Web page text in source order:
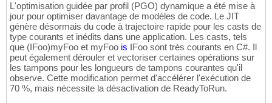
L'optimisation guidée par profil (PGO) dynamique a été mise à
jour pour optimiser davantage de modèles de code. Le JIT
génère désormais du code à trajectoire rapide pour les casts de
type courants et inédits dans une application. Les casts, tels
que (IFoo)myFoo et myFoo is IFoo sont très courants en C#. Il
peut également dérouler et vectoriser certaines opérations sur
les tampons pour les longueurs de tampons courantes qu'il
observe. Cette modification permet d'accélérer l'exécution de
70 %, mais nécessite la désactivation de ReadyToRun.